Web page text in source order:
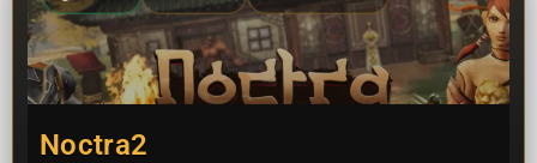
Noctra2